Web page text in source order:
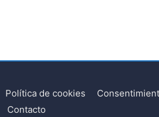
Política de cookies
Contacto